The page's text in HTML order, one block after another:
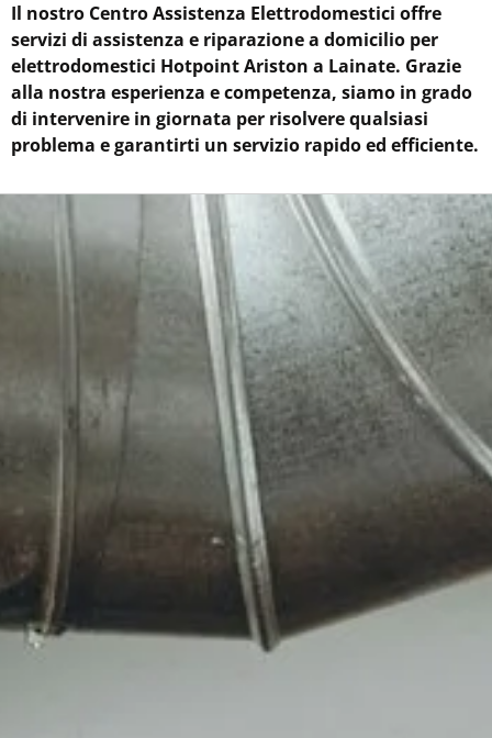
Il nostro Centro Assistenza Elettrodomestici offre
servizi di assistenza e riparazione a domicilio per
elettrodomestici Hotpoint Ariston a Lainate. Grazie
alla nostra esperienza e competenza, siamo in grado
di intervenire in giornata per risolvere qualsiasi
problema e garantirti un servizio rapido ed efficiente.